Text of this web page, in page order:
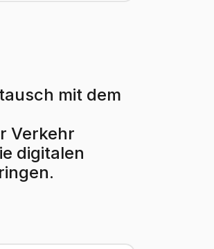
mit dem
Verkehr
digitalen